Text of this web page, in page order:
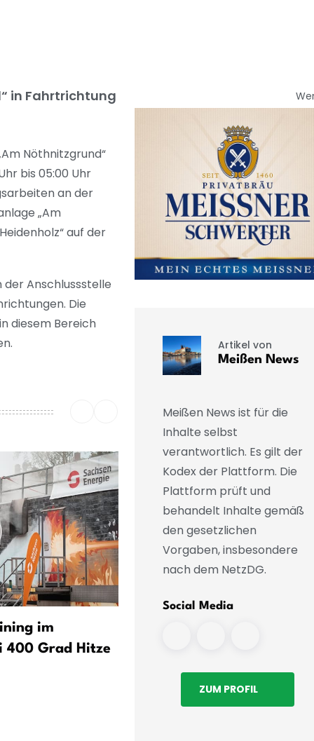
in Fahrtrichtung
Nöthnitzgrund“
bis 05:00 Uhr
an der
„Am
auf der
Anschlussstelle
Die
diesem Bereich
im
400 Grad Hitze
Artikel von
Meißen News
Meißen News ist für die
Inhalte selbst
verantwortlich. Es gilt der
Kodex der Plattform. Die
Plattform prüft und
behandelt Inhalte gemäß
den gesetzlichen
Vorgaben, insbesondere
nach dem NetzDG.
Social Media
ZUM PROFIL